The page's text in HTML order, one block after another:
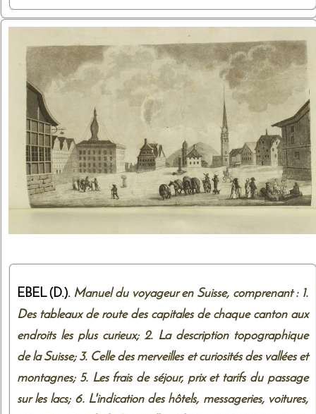
EBEL (D.). Manuel du voyageur en Suisse, comprenant : 1.
Des tableaux de route des capitales de chaque canton aux
endroits les plus curieux; 2. La description topographique
de la Suisse; 3. Celle des merveilles et curiosités des vallées et
montagnes; 5. Les frais de séjour, prix et tarifs du passage
sur les lacs; 6. L'indication des hôtels, messageries, voitures,